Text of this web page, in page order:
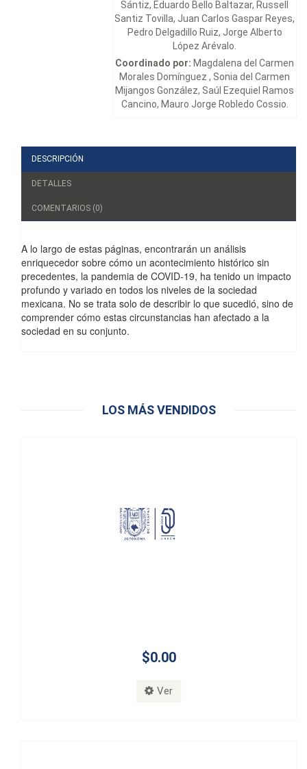
Sántiz, Eduardo Bello Baltazar, Russell
Santiz Tovilla, Juan Carlos Gaspar Reyes,
Pedro Delgadillo Ruiz, Jorge Alberto
López Arévalo.
Coordinado por: Magdalena del Carmen
Morales Domínguez , Sonia del Carmen
Mijangos González, Saúl Ezequiel Ramos
Cancino, Mauro Jorge Robledo Cossio.
DESCRIPCIÓN
DETALLES
COMENTARIOS (0)
A lo largo de estas páginas, encontrarán un análisis
enriquecedor sobre cómo un acontecimiento histórico sin
precedentes, la pandemia de COVID-19, ha tenido un impacto
profundo y variado en todos los niveles de la sociedad
mexicana. No se trata solo de describir lo que sucedió, sino de
comprender cómo estas circunstancias han afectado a la
sociedad en su conjunto.
LOS MÁS VENDIDOS
$0.00
Ver